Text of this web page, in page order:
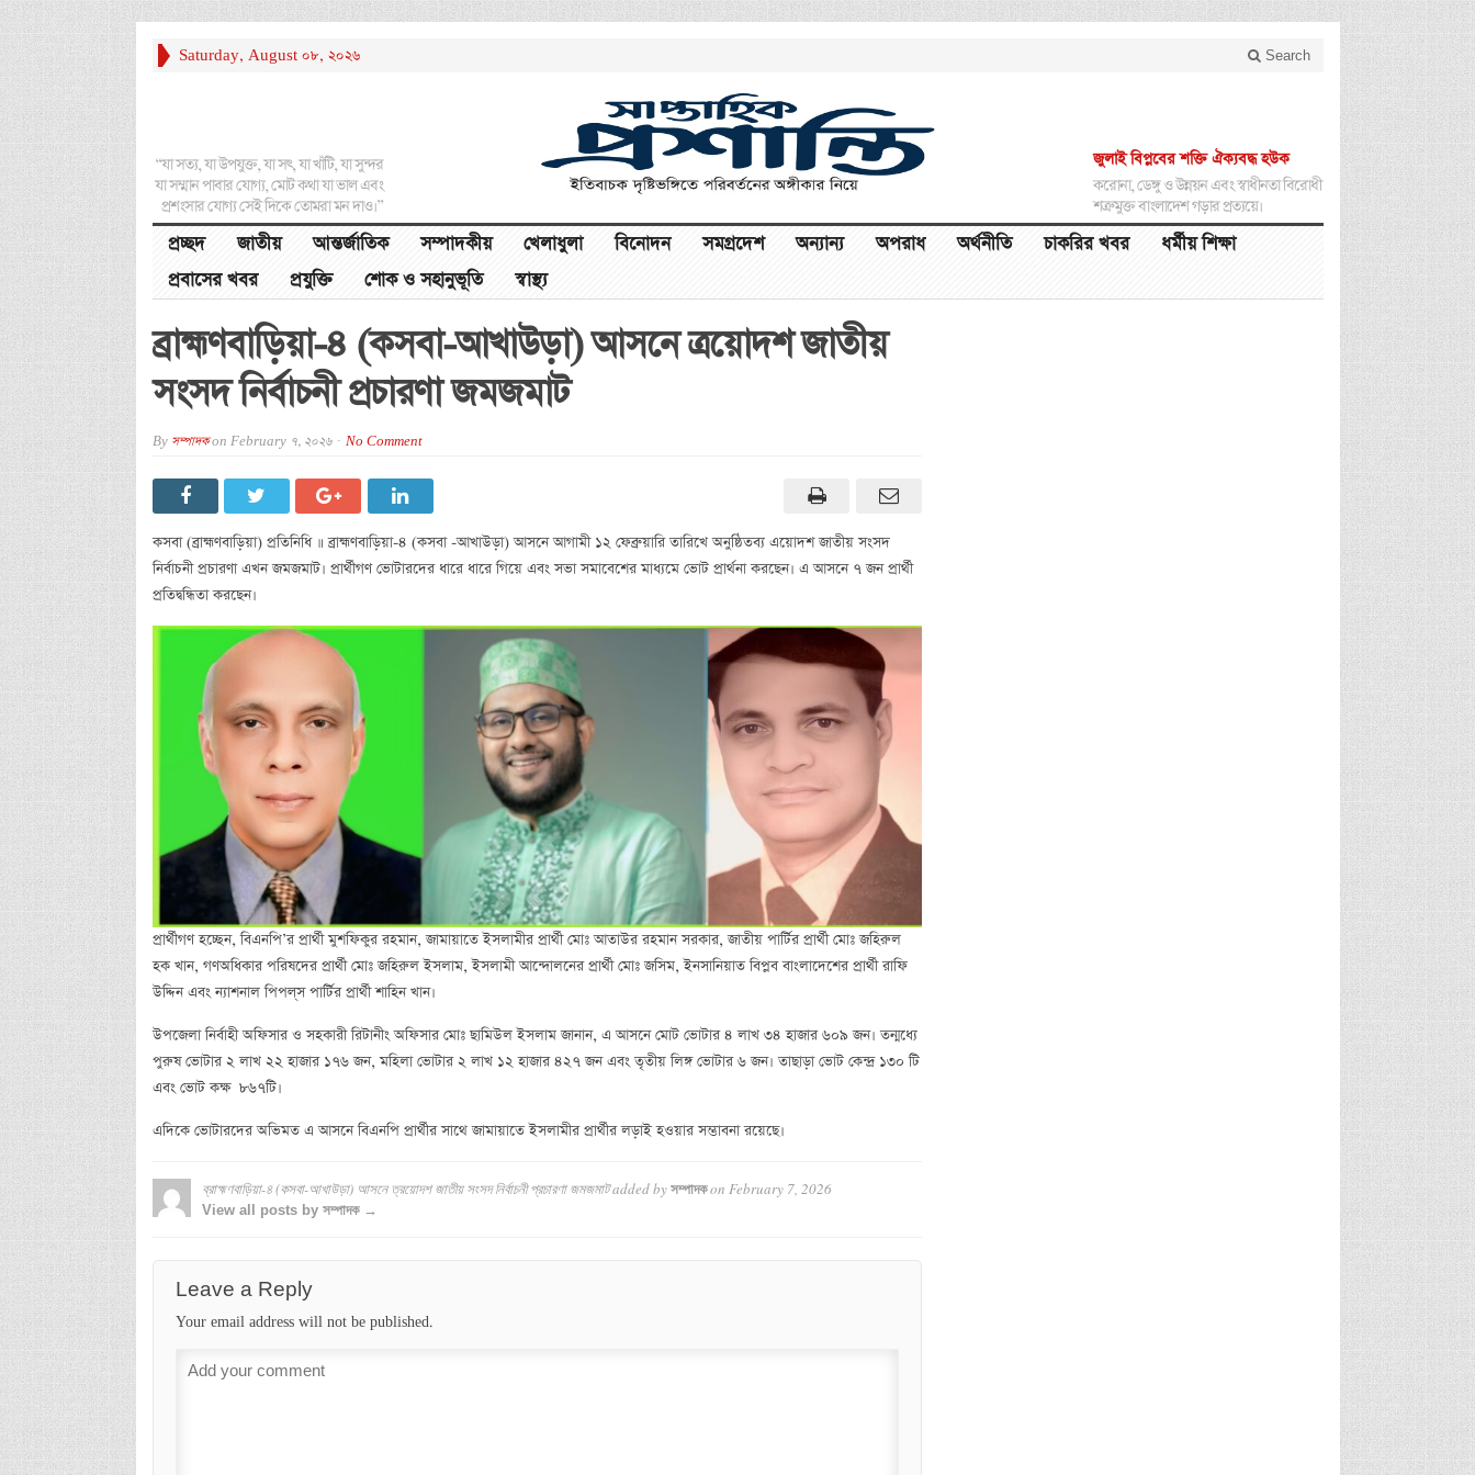
Saturday, August 08, 2026 Search
“যা সত্য, যা উপযুক্ত, যা সৎ, যা খাঁটি, যা সুন্দর
যা সম্মান পাবার যোগ্য, মোট কথা যা ভাল এবং
প্রশংসার যোগ্য সেই দিকে তোমরা মন দাও।”
জুলাই বিপ্লবের শক্তি ঐক্যবদ্ধ হউক
করোনা, ডেঙ্গু ও উন্নয়ন এবং স্বাধীনতা বিরোধী
শত্রুমুক্ত বাংলাদেশ গড়ার প্রত্যয়ে।
প্রচ্ছদ জাতীয় আন্তর্জাতিক সম্পাদকীয় খেলাধুলা বিনোদন সমগ্রদেশ অন্যান্য অপরাধ অর্থনীতি চাকরির খবর
ধর্মীয় শিক্ষা
প্রবাসের খবর
প্রযুক্তি শোক ও সহানুভূতি স্বাস্থ্য
ব্রাহ্মণবাড়িয়া-৪ (কসবা-আখাউড়া) আসনে ত্রয়োদশ জাতীয়
সংসদ নির্বাচনী প্রচারণা জমজমাট
By সম্পাদকon February 7, 2026 No Comment
কসবা (ব্রাহ্মণবাড়িয়া) প্রতিনিধি ॥ ব্রাহ্মণবাড়িয়া-৪ (কসবা -আখাউড়া) আসনে আগামী ১২ ফেব্রুয়ারি তারিখে অনুষ্ঠিতব্য এয়োদশ জাতীয় সংসদ
নির্বাচনী প্রচারণা এখন জমজমাট। প্রার্থীগণ ভোটারদের ধারে ধারে গিয়ে এবং সভা সমাবেশের মাধ্যমে ভোট প্রার্থনা করছেন। এ আসনে ৭ জন প্রার্থী
প্রতিদ্বন্ধিতা করছেন।
প্রার্থীগণ হচ্ছেন, বিএনপি’র প্রার্থী মুশফিকুর রহমান, জামায়াতে ইসলামীর প্রার্থী মোঃ আতাউর রহমান সরকার, জাতীয় পার্টির প্রার্থী মোঃ জহিরুল
হক খান, গণঅধিকার পরিষদের প্রার্থী মোঃ জহিরুল ইসলাম, ইসলামী আন্দোলনের প্রার্থী মোঃ জসিম, ইনসানিয়াত বিপ্লব বাংলাদেশের প্রার্থী রাফি
উদ্দিন এবং ন্যাশনাল পিপল্‌স পার্টির প্রার্থী শাহিন খান।
উপজেলা নির্বাহী অফিসার ও সহকারী রিটানীং অফিসার মোঃ ছামিউল ইসলাম জানান, এ আসনে মোট ভোটার ৪ লাখ ৩৪ হাজার ৬০৯ জন। তন্মধ্যে
পুরুষ ভোটার ২ লাখ ২২ হাজার ১৭৬ জন, মহিলা ভোটার ২ লাখ ১২ হাজার ৪২৭ জন এবং তৃতীয় লিঙ্গ ভোটার ৬ জন। তাছাড়া ভোট কেন্দ্র ১৩০ টি
এবং ভোট কক্ষ ৮৬৭টি।
এদিকে ভোটারদের অভিমত এ আসনে বিএনপি প্রার্থীর সাথে জামায়াতে ইসলামীর প্রার্থীর লড়াই হওয়ার সম্ভাবনা রয়েছে।
ব্রাহ্মণবাড়িয়া-৪ (কসবা-আখাউড়া) আসনে ত্রয়োদশ জাতীয় সংসদ নির্বাচনী প্রচারণা জমজমাটadded by সম্পাদকon February 7, 2026
View all posts by সম্পাদক →
Leave a Reply
Your email address will not be published.